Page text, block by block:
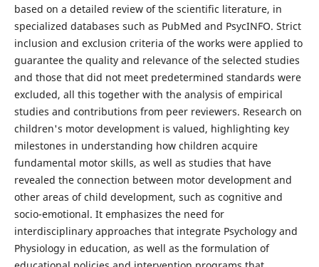
based on a detailed review of the scientific literature, in
specialized databases such as PubMed and PsycINFO. Strict
inclusion and exclusion criteria of the works were applied to
guarantee the quality and relevance of the selected studies
and those that did not meet predetermined standards were
excluded, all this together with the analysis of empirical
studies and contributions from peer reviewers. Research on
children's motor development is valued, highlighting key
milestones in understanding how children acquire
fundamental motor skills, as well as studies that have
revealed the connection between motor development and
other areas of child development, such as cognitive and
socio-emotional. It emphasizes the need for
interdisciplinary approaches that integrate Psychology and
Physiology in education, as well as the formulation of